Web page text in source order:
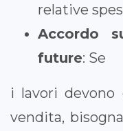
relative
Accordo
future: Se
i lavori devono
vendita,